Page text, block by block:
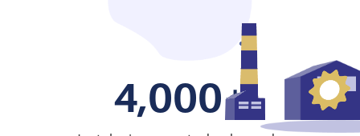
4,000+